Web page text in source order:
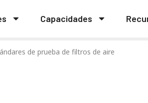
Capacidades
de prueba de filtros de aire